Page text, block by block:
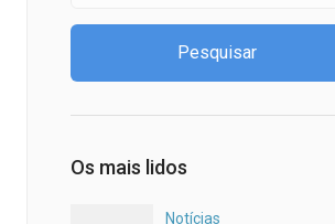
Os mais lidos